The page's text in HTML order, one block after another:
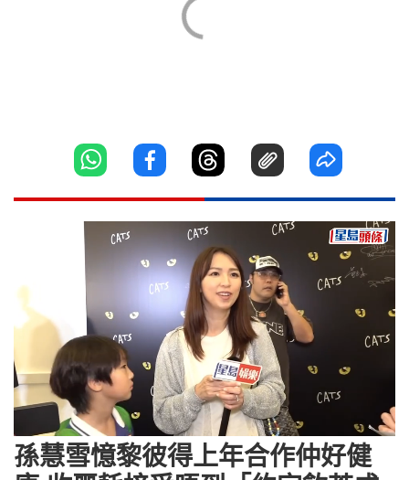
Unmute Loaded
19.42%
孫慧雪憶黎彼得上年合作仲好健